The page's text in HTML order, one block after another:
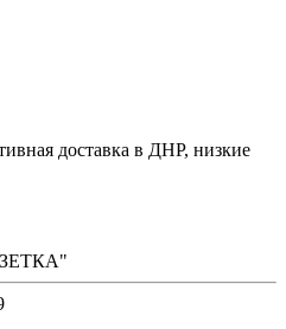
доставка в ДНР, низкие